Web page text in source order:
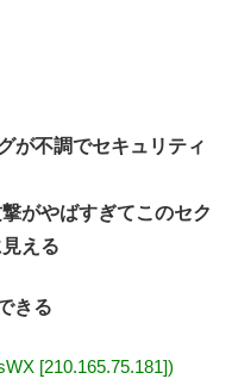
が不調でセキュリティ
がやばすぎてこのセク
える
きる
[210.165.75.181])